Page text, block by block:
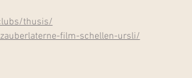
thusis/
film-schellen-ursli/